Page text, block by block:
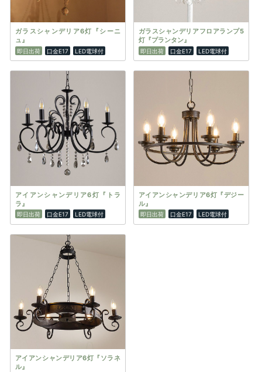
ガラスシャンデリア6灯『シーニ
ュ』
即日出荷 口金E17 LED電球付
ガラスシャンデリアフロアランプ5
灯『プランタン』
即日出荷 口金E17 LED電球付
アイアンシャンデリア6灯『トラ
ラ』
即日出荷 口金E17 LED電球付
アイアンシャンデリア6灯『デジー
ル』
即日出荷 口金E17 LED電球付
アイアンシャンデリア6灯『ソラネ
ル』